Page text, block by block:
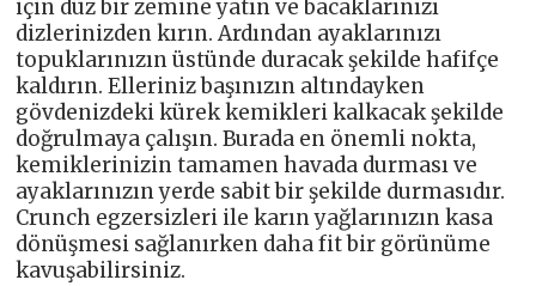
için düz bir zemine yatın ve bacaklarınızı
dizlerinizden kırın. Ardından ayaklarınızı
topuklarınızın üstünde duracak şekilde hafifçe
kaldırın. Elleriniz başınızın altındayken
gövdenizdeki kürek kemikleri kalkacak şekilde
doğrulmaya çalışın. Burada en önemli nokta,
kemiklerinizin tamamen havada durması ve
ayaklarınızın yerde sabit bir şekilde durmasıdır.
Crunch egzersizleri ile karın yağlarınızın kasa
dönüşmesi sağlanırken daha fit bir görünüme
kavuşabilirsiniz.